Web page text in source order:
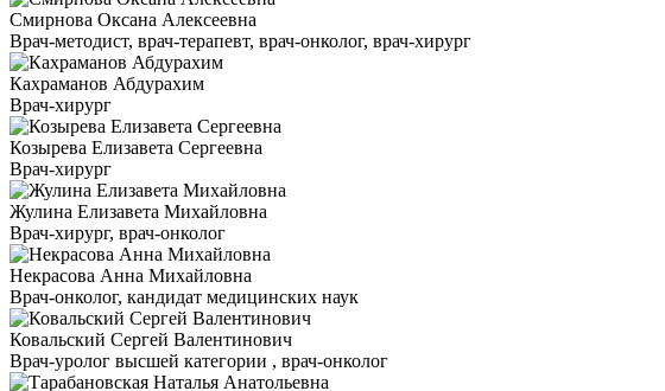
Смирнова Оксана Алексеевна
Врач-методист, врач-терапевт, врач-онколог, врач-хирург
Кахраманов Абдурахим
Врач-хирург
Козырева Елизавета Сергеевна
Врач-хирург
Жулина Елизавета Михайловна
Врач-хирург, врач-онколог
Некрасова Анна Михайловна
Врач-онколог, кандидат медицинских наук
Ковальский Сергей Валентинович
Врач-уролог высшей категории , врач-онколог